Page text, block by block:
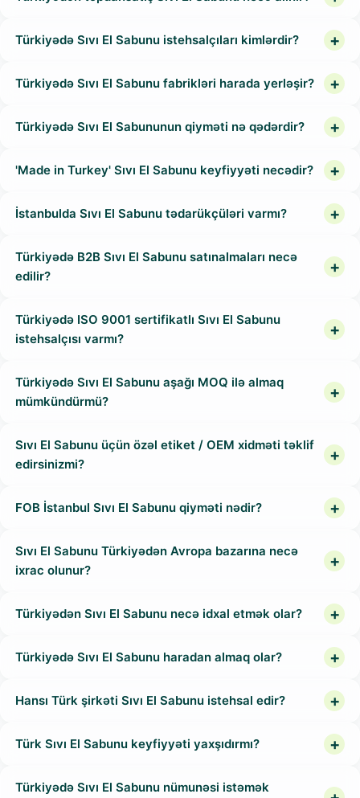
Türkiyədə Sıvı El Sabunu istehsalçıları kimlərdir?
Türkiyədə Sıvı El Sabunu fabrikləri harada yerləşir?
Türkiyədə Sıvı El Sabununun qiyməti nə qədərdir?
'Made in Turkey' Sıvı El Sabunu keyfiyyəti necədir?
İstanbulda Sıvı El Sabunu tədarükçüləri varmı?
Türkiyədə B2B Sıvı El Sabunu satınalmaları necə
edilir?
Türkiyədə ISO 9001 sertifikatlı Sıvı El Sabunu
istehsalçısı varmı?
Türkiyədə Sıvı El Sabunu aşağı MOQ ilə almaq
mümkündürmü?
Sıvı El Sabunu üçün özəl etiket / OEM xidməti təklif
edirsinizmi?
FOB İstanbul Sıvı El Sabunu qiyməti nədir?
Sıvı El Sabunu Türkiyədən Avropa bazarına necə
ixrac olunur?
Türkiyədən Sıvı El Sabunu necə idxal etmək olar?
Türkiyədə Sıvı El Sabunu haradan almaq olar?
Hansı Türk şirkəti Sıvı El Sabunu istehsal edir?
Türk Sıvı El Sabunu keyfiyyəti yaxşıdırmı?
Türkiyədə Sıvı El Sabunu nümunəsi istəmək